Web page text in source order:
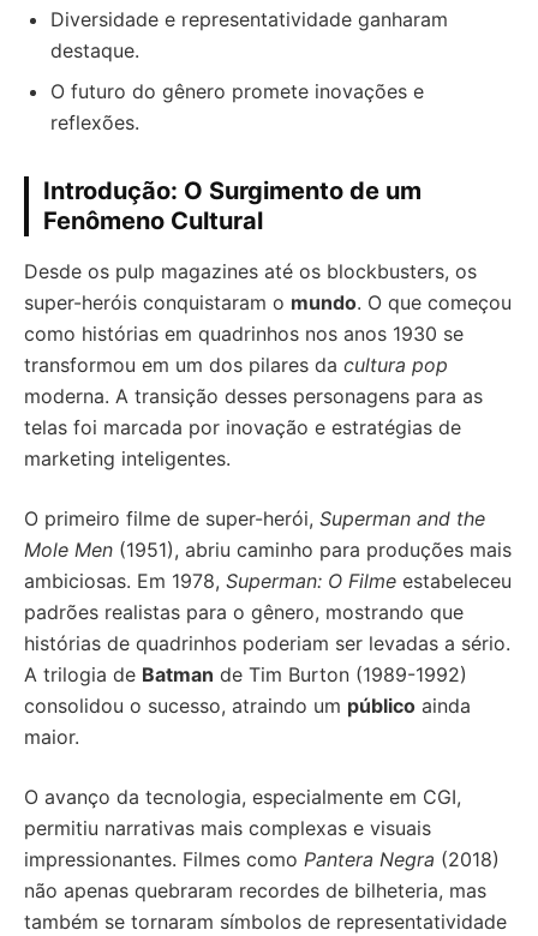
Diversidade e representatividade ganharam
destaque.
O futuro do gênero promete inovações e
reflexões.
Introdução: O Surgimento de um
Fenômeno Cultural
Desde os pulp magazines até os blockbusters, os
super-heróis conquistaram o mundo. O que começou
como histórias em quadrinhos nos anos 1930 se
transformou em um dos pilares da cultura pop
moderna. A transição desses personagens para as
telas foi marcada por inovação e estratégias de
marketing inteligentes.
O primeiro filme de super-herói, Superman and the
Mole Men (1951), abriu caminho para produções mais
ambiciosas. Em 1978, Superman: O Filme estabeleceu
padrões realistas para o gênero, mostrando que
histórias de quadrinhos poderiam ser levadas a sério.
A trilogia de Batman de Tim Burton (1989-1992)
consolidou o sucesso, atraindo um público ainda
maior.
O avanço da tecnologia, especialmente em CGI,
permitiu narrativas mais complexas e visuais
impressionantes. Filmes como Pantera Negra (2018)
não apenas quebraram recordes de bilheteria, mas
também se tornaram símbolos de representatividade